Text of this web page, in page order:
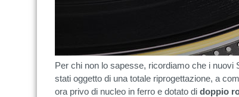
Per chi non lo sapesse, ricordiamo che i
stati oggetto di una totale riprogettazione, a
ora privo di nucleo in ferro e dotato di doppio